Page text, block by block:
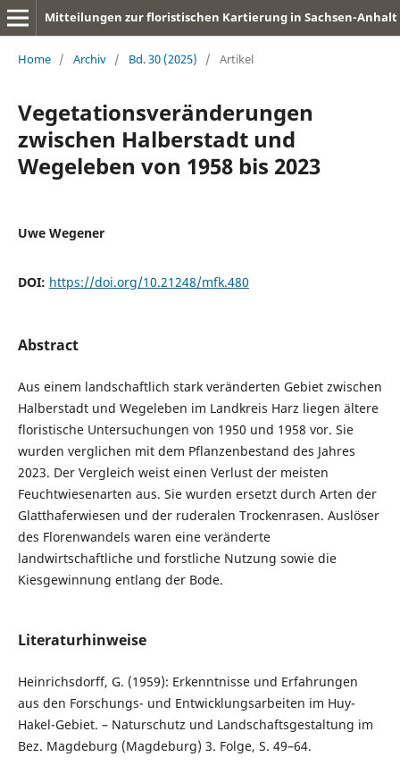
Mitteilungen zur floristischen Kartierung in Sachsen-Anhalt
Home / Archiv / Bd. 30 (2025) / Artikel
Vegetationsveränderungen
zwischen Halberstadt und
Wegeleben von 1958 bis 2023
Uwe Wegener
DOI: https://doi.org/10.21248/mfk.480
Abstract
Aus einem landschaftlich stark veränderten Gebiet zwischen
Halberstadt und Wegeleben im Landkreis Harz liegen ältere
floristische Untersuchungen von 1950 und 1958 vor. Sie
wurden verglichen mit dem Pflanzenbestand des Jahres
2023. Der Vergleich weist einen Verlust der meisten
Feuchtwiesenarten aus. Sie wurden ersetzt durch Arten der
Glatthaferwiesen und der ruderalen Trockenrasen. Auslöser
des Florenwandels waren eine veränderte
landwirtschaftliche und forstliche Nutzung sowie die
Kiesgewinnung entlang der Bode.
Literaturhinweise
Heinrichsdorff, G. (1959): Erkenntnisse und Erfahrungen
aus den Forschungs- und Entwicklungsarbeiten im Huy-
Hakel-Gebiet. – Naturschutz und Landschaftsgestaltung im
Bez. Magdeburg (Magdeburg) 3. Folge, S. 49–64.